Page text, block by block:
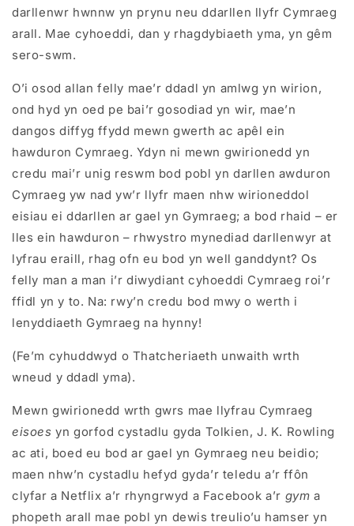
darllenwr hwnnw yn prynu neu ddarllen llyfr Cymraeg
arall. Mae cyhoeddi, dan y rhagdybiaeth yma, yn gêm
sero-swm.
O’i osod allan felly mae’r ddadl yn amlwg yn wirion,
ond hyd yn oed pe bai’r gosodiad yn wir, mae’n
dangos diffyg ffydd mewn gwerth ac apêl ein
hawduron Cymraeg. Ydyn ni mewn gwirionedd yn
credu mai’r unig reswm bod pobl yn darllen awduron
Cymraeg yw nad yw’r llyfr maen nhw wirioneddol
eisiau ei ddarllen ar gael yn Gymraeg; a bod rhaid – er
lles ein hawduron – rhwystro mynediad darllenwyr at
lyfrau eraill, rhag ofn eu bod yn well ganddynt? Os
felly man a man i’r diwydiant cyhoeddi Cymraeg roi’r
ffidl yn y to. Na: rwy’n credu bod mwy o werth i
lenyddiaeth Gymraeg na hynny!
(Fe’m cyhuddwyd o Thatcheriaeth unwaith wrth
wneud y ddadl yma).
Mewn gwirionedd wrth gwrs mae llyfrau Cymraeg
eisoesyn gorfod cystadlu gyda Tolkien, J. K. Rowling
ac ati, boed eu bod ar gael yn Gymraeg neu beidio;
maen nhw’n cystadlu hefyd gyda’r teledu a’r ffôn
clyfar a Netflix a’r rhyngrwyd a Facebook a’r gyma
phopeth arall mae pobl yn dewis treulio’u hamser yn